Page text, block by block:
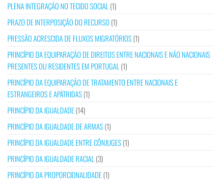
PLENA INTEGRAÇÃO NO TECIDO SOCIAL(1)
PRAZO DE INTERPOSIÇÃO DO RECURSO (1)
PRESSÃO ACRESCIDA DE FLUXOS MIGRATÓRIOS(1)
PRINCÍPIO DA EQUIPARAÇÃO DE DIREITOS ENTRE NACIONAIS E NÃO NACIONAIS
PRESENTES OU RESIDENTES EM PORTUGAL(1)
PRINCÍPIO DA EQUIPARAÇÃO DE TRATAMENTO ENTRE NACIONAIS E
ESTRANGEIROS E APÁTRIDAS(1)
PRINCÍPIO DA IGUALDADE(14)
PRINCÍPIO DA IGUALDADE DE ARMAS(1)
PRINCÍPIO DA IGUALDADE ENTRE CÔNJUGES(1)
PRINCÍPIO DA IGUALDADE RACIAL(3)
PRINCÍPIO DA PROPORCIONALIDADE(1)